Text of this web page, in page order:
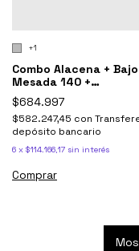
+1
Combo Alacena + Bajo
Mesada 140 +
Sobrepurificador
$684.997
$582.247,45 con
depósito bancario
6 x $114.166,17 sin interés
Comprar